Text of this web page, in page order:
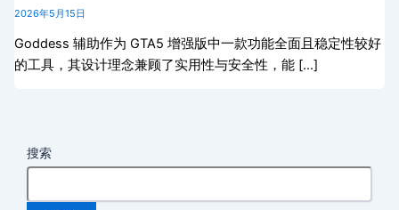
2026年5月15日
Goddess 辅助作为 GTA5 增强版中一款功能全面且稳定性较好
的工具，其设计理念兼顾了实用性与安全性，能 […]
搜索